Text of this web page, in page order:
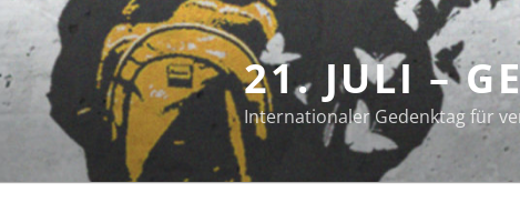
Inhalt
springen
21. JULI –
Internationaler Gedenktag für